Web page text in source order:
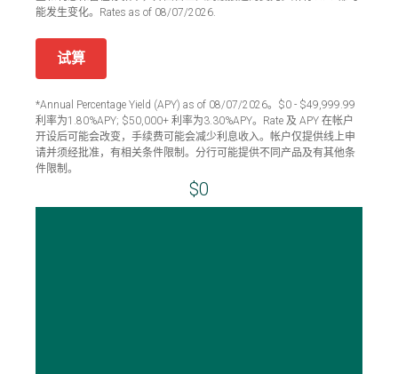
能发生变化。Rates as of 08/07/2026.
试算
*Annual Percentage Yield (APY) as of 08/07/2026。$0 - $49,999.99
利率为1.80%APY; $50,000+ 利率为3.30%APY。Rate 及 APY 在帐户
开设后可能会改变，手续费可能会减少利息收入。帐户仅提供线上申
请并须经批准，有相关条件限制。分行可能提供不同产品及有其他条
件限制。
$0